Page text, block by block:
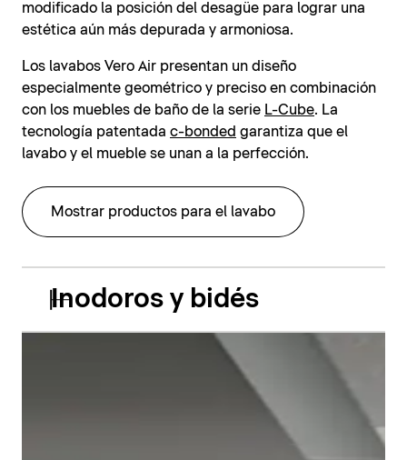
modificado la posición del desagüe para lograr una
estética aún más depurada y armoniosa.
Los lavabos Vero Air presentan un diseño
especialmente geométrico y preciso en combinación
con los muebles de baño de la serie L-Cube. La
tecnología patentada c-bonded garantiza que el
lavabo y el mueble se unan a la perfección.
Mostrar productos para el lavabo
Inodoros y bidés